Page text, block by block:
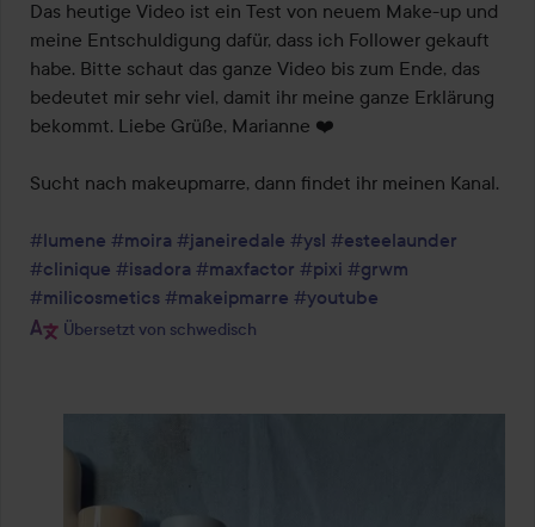
Das heutige Video ist ein Test von neuem Make-up und
meine Entschuldigung dafür, dass ich Follower gekauft
habe. Bitte schaut das ganze Video bis zum Ende, das
bedeutet mir sehr viel, damit ihr meine ganze Erklärung
bekommt. Liebe Grüße, Marianne ❤️
Sucht nach makeupmarre, dann findet ihr meinen Kanal.
#lumene #moira #janeiredale #ysl #esteelaunder
#clinique #isadora #maxfactor #pixi #grwm
#milicosmetics #makeipmarre #youtube
Übersetzt von schwedisch